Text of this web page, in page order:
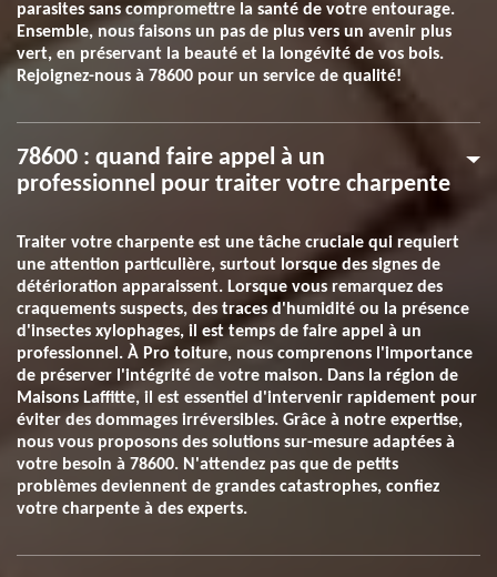
parasites sans compromettre la santé de votre entourage.
Ensemble, nous faisons un pas de plus vers un avenir plus
vert, en préservant la beauté et la longévité de vos bois.
Rejoignez-nous à 78600 pour un service de qualité!
78600 : quand faire appel à un
professionnel pour traiter votre charpente
Traiter votre charpente est une tâche cruciale qui requiert
une attention particulière, surtout lorsque des signes de
détérioration apparaissent. Lorsque vous remarquez des
craquements suspects, des traces d'humidité ou la présence
d'insectes xylophages, il est temps de faire appel à un
professionnel. À Pro toiture, nous comprenons l'importance
de préserver l'intégrité de votre maison. Dans la région de
Maisons Laffitte, il est essentiel d'intervenir rapidement pour
éviter des dommages irréversibles. Grâce à notre expertise,
nous vous proposons des solutions sur-mesure adaptées à
votre besoin à 78600. N'attendez pas que de petits
problèmes deviennent de grandes catastrophes, confiez
votre charpente à des experts.